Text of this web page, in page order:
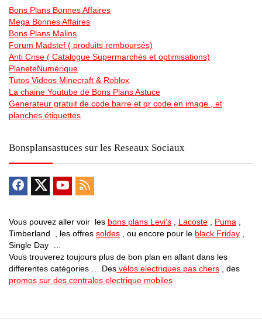
Bons Plans Bonnes Affaires
Mega Bonnes Affaires
Bons Plans Malins
Forum Madstef ( produits remboursés)
Anti Crise ( Catalogue Supermarchés et optimisations)
PlaneteNumérique
Tutos Videos Minecraft & Roblox
La chaine Youtube de Bons Plans Astuce
Generateur gratuit de code barre et qr code en image , et
planches étiquettes
Bonsplansastuces sur les Reseaux Sociaux
Vous pouvez aller voir les bons plans Levi’s Lacoste Puma
Timberland , les offres soldes , ou encore pour le black Friday
Single Day …
Vous trouverez toujours plus de bon plan en allant dans les
differentes catégories … Des vélos electriques pas chers , des
promos sur des centrales electrique mobiles